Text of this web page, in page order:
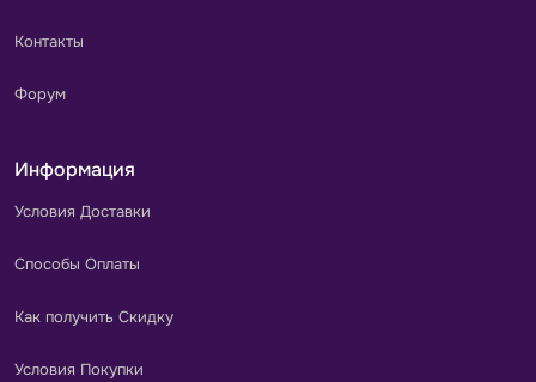
Контакты
Форум
Информация
Условия Доставки
Способы Оплаты
Как получить Скидку
Условия Покупки